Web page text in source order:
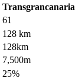
Transgrancanaria
61
128 km
128km
7,500m
25%